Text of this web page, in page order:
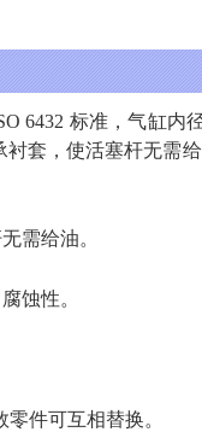
6432 标准，气缸内
套，使活塞杆无需
需给油。
蚀性。
件可互相替换。